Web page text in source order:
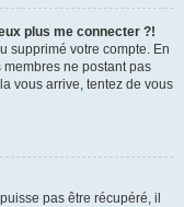
plus me connecter ?!
supprimé votre compte. En
ne postant pas
vous arrive, tentez de vous
pas être récupéré, il